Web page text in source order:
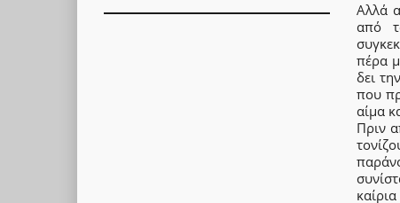
Αλλά
από
πέρα
δει
που
αίμα
Πριν